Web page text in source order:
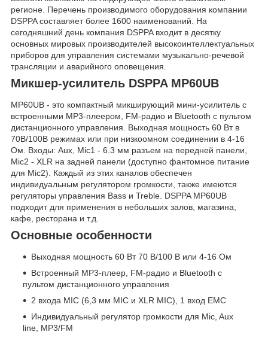
регионе. Перечень производимого оборудования компании
DSPPA составляет более 1600 наименований. На
сегодняшний день компания DSPPA входит в десятку
основных мировых производителей высокоинтеллектуальных
приборов для управления системами музыкально-речевой
трансляции и аварийного оповещения.
Микшер-усилитель DSPPA MP60UB
MP60UB - это компактный микширующий мини-усилитель с
встроенными MP3-плеером, FM-радио и Bluetooth с пультом
дистанционного управления. Выходная мощность 60 Вт в
70В/100В режимах или при низкоомном соединении в 4-16
Ом. Входы: Aux, Miс1 - 6.3 мм разъем на передней панели,
Mic2 - XLR на задней панели (доступно фантомное питание
для Mic2). Каждый из этих каналов обеспечен
индивидуальным регулятором громкости, также имеются
регуляторы управления Bass и Treble. DSPPA MP60UB
подходит для применения в небольших залов, магазина,
кафе, ресторана и т.д.
Основные особенности
Выходная мощность 60 Вт 70 В/100 В или 4-16 Ом
Встроенный MP3-плеер, FM-радио и Bluetooth с
пультом дистанционного управления
2 входа MIC (6,3 мм MIC и XLR MIC), 1 вход EMC
Индивидуальный регулятор громкости для Mic, Aux
line, MP3/FM